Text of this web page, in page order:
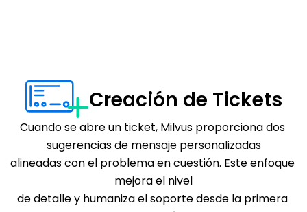
Creación de Tickets
Cuando se abre un ticket, Milvus proporciona dos
sugerencias de mensaje personalizadas
alineadas con el problema en cuestión. Este enfoque
mejora el nivel
de detalle y humaniza el soporte desde la primera